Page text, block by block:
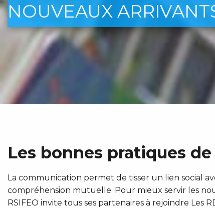
NOUVEAUX
Les bonnes pratiques
La communication permet de tisser un lien social
compréhension mutuelle. Pour mieux servir les
RSIFEO invite tous ses partenaires à rejoindre Les